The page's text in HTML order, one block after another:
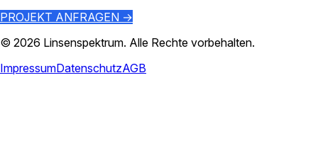
PROJEKT ANFRAGEN →
© 2026 Linsenspektrum. Alle Rechte vorbehalten.
ImpressumDatenschutzAGB